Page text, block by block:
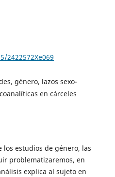
2422572Xe069
género, lazos sexo-
en cárceles
estudios de género, las
problematizaremos, en
explica al sujeto en